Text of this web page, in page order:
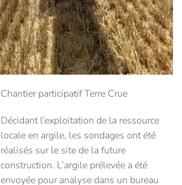
Chantier participatif Terre Crue
Décidant l’exploitation de la ressource
locale en argile, les sondages ont été
réalisés sur le site de la future
construction. L’argile prélevée a été
envoyée pour analyse dans un bureau